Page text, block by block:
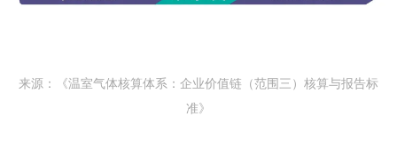
来源：《温室气体核算体系：企业价值链（范围三）核算与报告标
准》